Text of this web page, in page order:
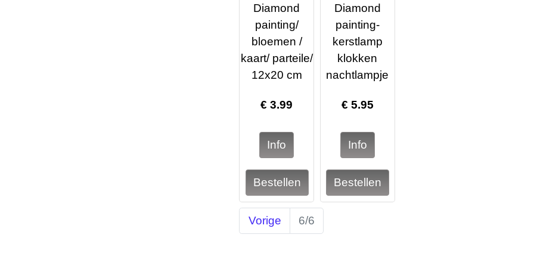
Diamond
painting/
bloemen /
kaart/ parteile/
12x20 cm
€3.99
Diamond
painting-
kerstlamp
klokken
nachtlampje
€ 5.95
Vorige 6/6